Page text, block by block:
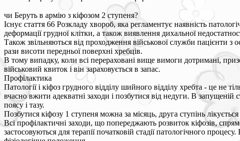
чи Беруть в армію з кіфозом 2 ступеня?
Існує стаття 66 Розкладу хвороб, яка регламентує наявність
деформації грудної клітки, а також виявлення дихальної
Також звільняються від проходження військової служби пацієнти з
рази висоти передньої поверхні хребців.
В тому випадку, коли всі перераховані вище вимоги дотримані,
військовий квиток і він зараховується в запас.
Профілактика
Патології і кіфоз грудного відділу шийного відділу хребта - це не
вчасно вжити адекватні заходи і позбутися від недуги. В
поясу і тазу.
Позбутися кіфозу 1 ступеня можна за місяць, друга ступінь
Всі профілактичні заходи, що попереджають розвиток кіфозів,
застосовуються для терапії початковій стадії патологічного